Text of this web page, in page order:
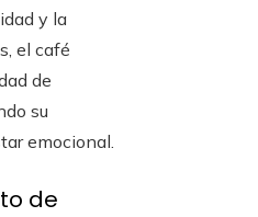
y la
el café
de
su
emocional.
de